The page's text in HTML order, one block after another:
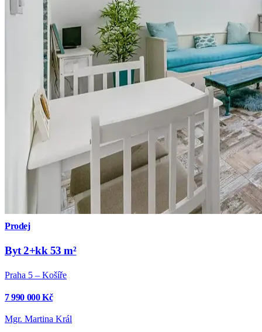
Prodej
Byt 2+kk 53 m²
Praha 5 – Košíře
7 990 000 Kč
Mgr. Martina Král